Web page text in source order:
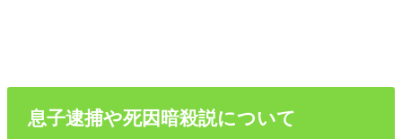
息子逮捕や死因暗殺説について